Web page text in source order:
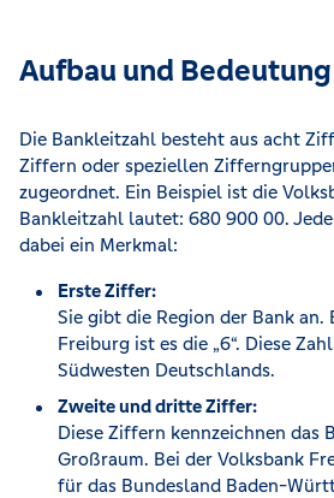
Aufbau und
Die Bankleitzahl besteht aus acht
Ziffern oder speziellen
zugeordnet. Ein Beispiel ist die
Bankleitzahl lautet: 680 900 00.
dabei ein Merkmal:
Erste Ziffer:
Sie gibt die Region der Bank an.
Freiburg ist es die „6“. Diese
Südwesten Deutschlands.
Zweite und dritte Ziffer:
Diese Ziffern kennzeichnen das
Großraum. Bei der Volksbank
für das Bundesland Baden-